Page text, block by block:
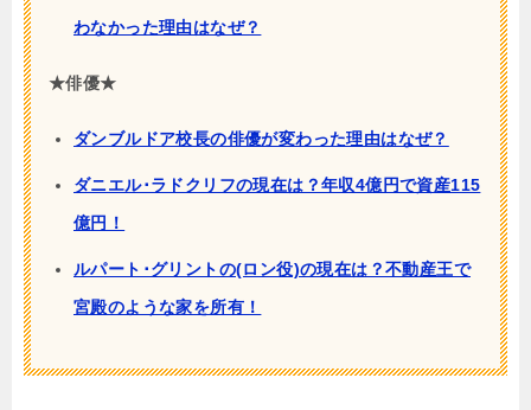
わなかった理由はなぜ？
★俳優★
ダンブルドア校長の俳優が変わった理由はなぜ？
ダニエル･ラドクリフの現在は？年収4億円で資産115
億円！
ルパート･グリントの(ロン役)の現在は？不動産王で
宮殿のような家を所有！